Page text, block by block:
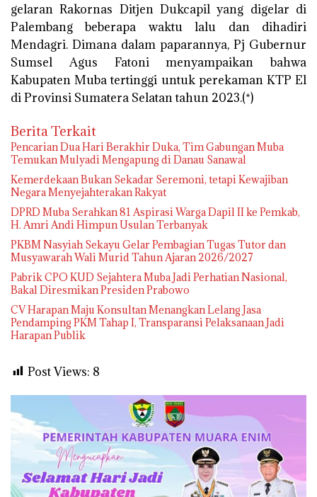
gelaran Rakornas Ditjen Dukcapil yang digelar di
Palembang beberapa waktu lalu dan dihadiri
Mendagri. Dimana dalam paparannya, Pj Gubernur
Sumsel Agus Fatoni menyampaikan bahwa
Kabupaten Muba tertinggi untuk perekaman KTP El
di Provinsi Sumatera Selatan tahun 2023.(*)
Berita Terkait
Pencarian Dua Hari Berakhir Duka, Tim Gabungan Muba
Temukan Mulyadi Mengapung di Danau Sanawal
Kemerdekaan Bukan Sekadar Seremoni, tetapi Kewajiban
Negara Menyejahterakan Rakyat
DPRD Muba Serahkan 81 Aspirasi Warga Dapil II ke Pemkab,
H. Amri Andi Himpun Usulan Terbanyak
PKBM Nasyiah Sekayu Gelar Pembagian Tugas Tutor dan
Musyawarah Wali Murid Tahun Ajaran 2026/2027
Pabrik CPO KUD Sejahtera Muba Jadi Perhatian Nasional,
Bakal Diresmikan Presiden Prabowo
CV Harapan Maju Konsultan Menangkan Lelang Jasa
Pendamping PKM Tahap I, Transparansi Pelaksanaan Jadi
Harapan Publik
Post Views: 8